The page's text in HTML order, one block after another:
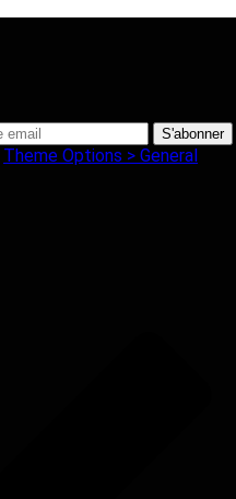
Theme Options > General